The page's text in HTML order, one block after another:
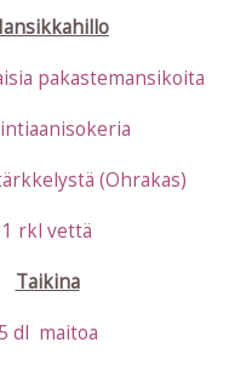
pakastemansikoita
(Ohrakas)
1 rkl vettä
Taikina
5 dl maitoa